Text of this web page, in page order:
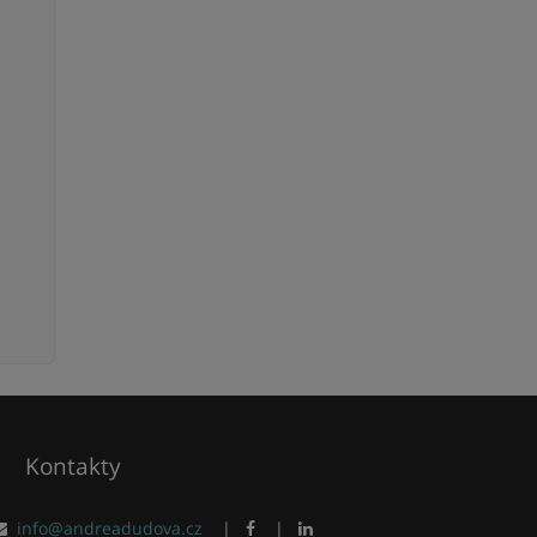
Kontakty
info@andreadudova.cz | |